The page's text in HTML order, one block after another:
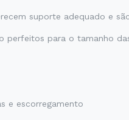
suporte adequado e
para o tamanho
e escorregamento